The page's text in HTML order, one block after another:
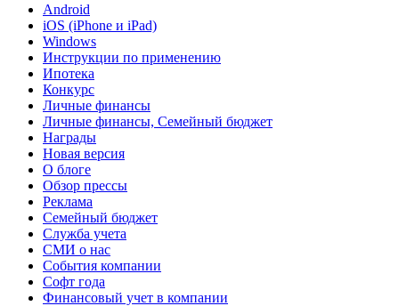
Android
iOS (iPhone и iPad)
Windows
Инструкции по применению
Ипотека
Конкурс
Личные финансы
Личные финансы, Семейный бюджет
Награды
Новая версия
О блоге
Обзор прессы
Реклама
Семейный бюджет
Служба учета
СМИ о нас
События компании
Софт года
Финансовый учет в компании